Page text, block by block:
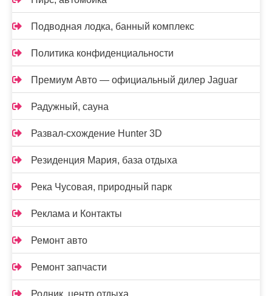
Подводная лодка, банный комплекс
Политика конфиденциальности
Премиум Авто — официальный дилер Jaguar
Радужный, сауна
Развал-схождение Hunter 3D
Резиденция Мария, база отдыха
Река Чусовая, природный парк
Реклама и Контакты
Ремонт авто
Ремонт запчасти
Родник, центр отдыха